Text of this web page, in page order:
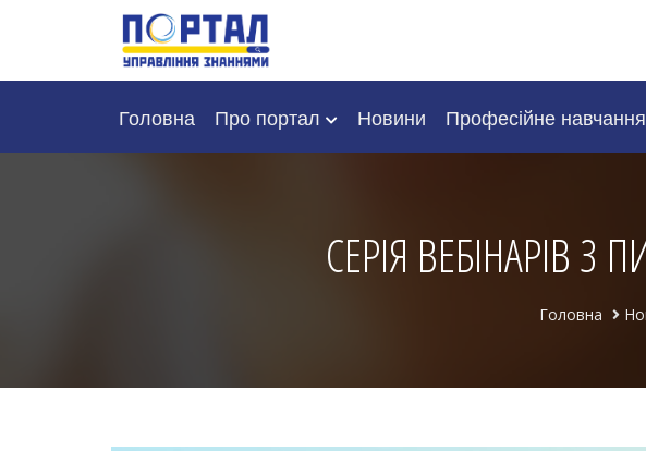
Головна Про портал Новини Професійне навчання
CЕРІЯ ВЕБІНАРІВ З
Головна